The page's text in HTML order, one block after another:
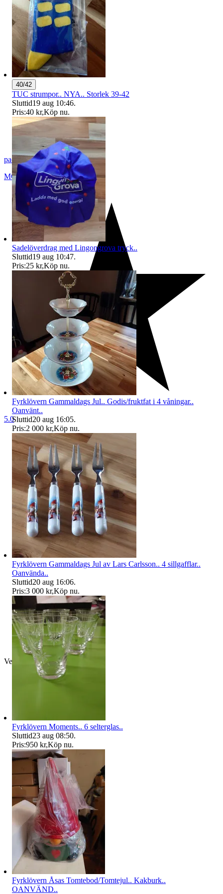
packo-2010
MOTALA,Sverige
5.0
Verifierad
40/42
TUC strumpor.. NYA.. Storlek 39-42
Sluttid19 aug 10:46.
Pris:40 kr,Köp nu.
Sadelöverdrag med Lingongrova tryck..
Sluttid19 aug 10:47.
Pris:25 kr,Köp nu.
Fyrklövern Gammaldags Jul.. Godis/fruktfat i 4 våningar..
Oanvänt..
Sluttid20 aug 16:05.
Pris:2 000 kr,Köp nu.
Fyrklövern Gammaldags Jul av Lars Carlsson.. 4 sillgafflar..
Oanvända..
Sluttid20 aug 16:06.
Pris:3 000 kr,Köp nu.
Fyrklövern Moments.. 6 selterglas..
Sluttid23 aug 08:50.
Pris:950 kr,Köp nu.
Fyrklövern Åsas Tomtebod/Tomtejul.. Kakburk..
OANVÄND..